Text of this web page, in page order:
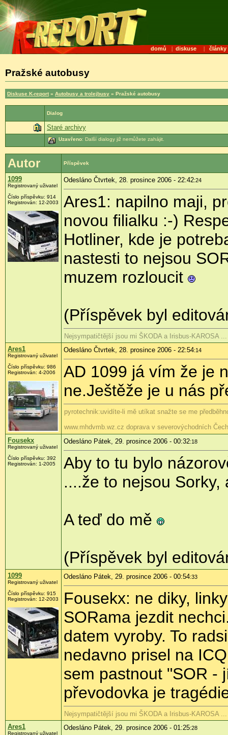
domů | diskuse | články
Pražské autobusy
Diskuse K-report » Autobusy a trolejbusy » Pražské autobusy
Dialog
Staré archivy
Uzavřeno: Další dialogy již nemůžete zahájit.
Autor Příspěvek
1099
Registrovaný uživatel
Číslo příspěvku: 914
Registrován: 12-2003
Odesláno Čtvrtek, 28. prosince 2006 - 22:42:24
Ares1: napilno maji,
novou filialku :-)
Hotliner, kde je
nastesti to nejsou
muzem rozloucit
(Příspěvek byl
Nejsympatičtější jsou mi ŠKODA a Irisbus-KAROSA ...
Ares1
Registrovaný uživatel
Číslo příspěvku: 986
Registrován: 4-2006
Odesláno Čtvrtek, 28. prosince 2006 - 22:54:14
AD 1099 já vím že je
ne.Ještěže je u nás
pyrotechnik:uvidíte-li mě utíkat snažte se me
www.mhdvmb.wz.cz doprava v severovýchodních
Fousekx
Registrovaný uživatel
Číslo příspěvku: 392
Registrován: 1-2005
Odesláno Pátek, 29. prosince 2006 - 00:32:18
Aby to tu bylo
....že to nejsou
A teď do mě
(Příspěvek byl
1099
Registrovaný uživatel
Číslo příspěvku: 915
Registrován: 12-2003
Odesláno Pátek, 29. prosince 2006 - 00:54:33
Fousekx: ne diky,
SORama jezdit
datem vyroby. To
nedavno prisel na
sem pastnout "SOR -
převodovka je
Nejsympatičtější jsou mi ŠKODA a Irisbus-KAROSA ...
Ares1
Registrovaný uživatel
Odesláno Pátek, 29. prosince 2006 - 01:25:28